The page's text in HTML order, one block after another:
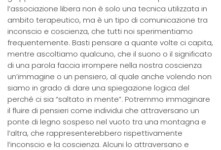
l’associazione libera non è solo una tecnica utilizzata in
ambito terapeutico, ma è un tipo di comunicazione tra
inconscio e coscienza, che tutti noi sperimentiamo
frequentemente. Basti pensare a quante volte ci capita,
mentre ascoltiamo qualcuno, che il suono o il significato
di una parola faccia irrompere nella nostra coscienza
un’immagine o un pensiero, al quale anche volendo non
siamo in grado di dare una spiegazione logica del
perché ci sia “saltato in mente”. Potremmo immaginare
il fluire di pensieri come individui che attraversano un
ponte di legno sospeso nel vuoto tra una montagna e
l’altra, che rappresenterebbero rispettivamente
l’inconscio e la coscienza. Alcuni lo attraversano e